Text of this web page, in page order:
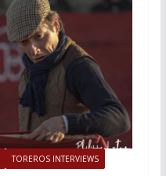
TOREROS INTERVIEWS